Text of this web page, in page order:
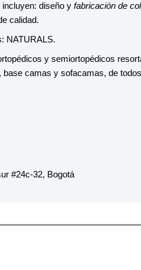
diseño y fabricación de
calidad.
NATURALS.
y semiortopédicos
base camas y sofacamas, de
#24c-32, Bogotá